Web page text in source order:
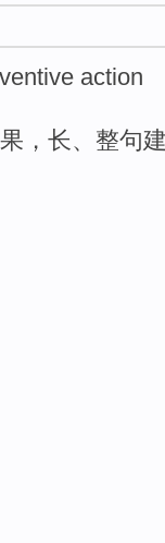
action
，长、整句